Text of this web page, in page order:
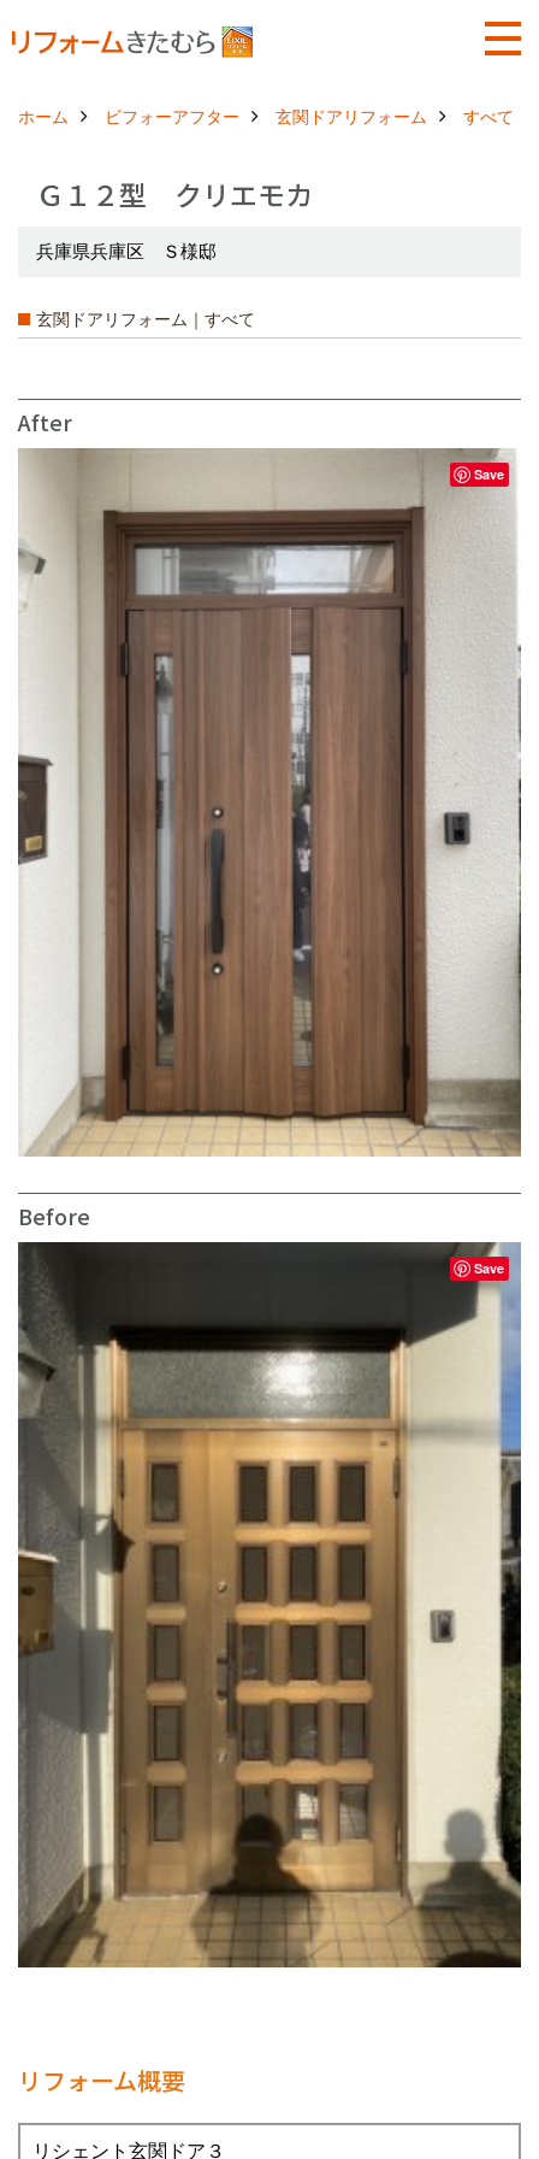
ホーム ビフォーアフター 玄関ドアリフォーム すべて
Ｇ１２型 クリエモカ
兵庫県兵庫区 Ｓ様邸
玄関ドアリフォーム｜すべて
After
Save
Before
Save
リフォーム概要
リシェント玄関ドア３